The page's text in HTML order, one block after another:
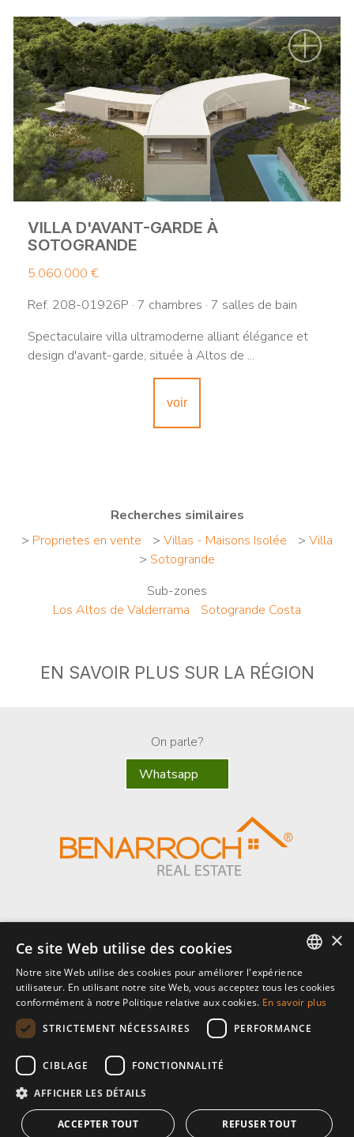
VILLA D'AVANT-GARDE À
SOTOGRANDE
5.060.000 €
Ref. 208-01926P · 7 chambres · 7 salles de bain
Spectaculaire villa ultramoderne alliant élégance et
design d'avant-garde, située à Altos de ...
voir
Recherches similaires
> Proprietes en vente > Villas - Maisons Isolée > Villa
> Sotogrande
Sub-zones
Los Altos de Valderrama
Sotogrande Costa
EN SAVOIR PLUS SUR LA RÉGION
Benarroch Asesores S.L. - CIF: B-93044949
Centro Comercial El Pilar, local 7, Urb El Pilar, Ctra Nacional 340, km
168,
29680 Estepona, Málaga. España.
P: (+34) 952 902 723
On parle?
Whatsapp
Member of
© 2026 · Benarroch Real Estate ·
politique de confidentialité
ENGLISH
×
Ce site Web utilise des cookies
Notre site Web utilise des cookies pour améliorer l'expérience
utilisateur. En utilisant notre site Web, vous acceptez tous les cookies
conformément à notre Politique relative aux cookies. En savoir plus
STRICTEMENT NÉCESSAIRES
PERFORMANCE
CIBLAGE FONCTIONNALITÉ
AFFICHER LES DÉTAILS
ACCEPTER TOUT REFUSER TOUT